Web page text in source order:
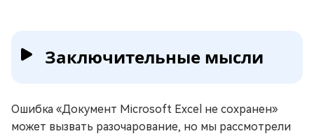
Заключительные мысли
Ошибка «Документ Microsoft Excel не сохранен»
может вызвать разочарование, но мы рассмотрели